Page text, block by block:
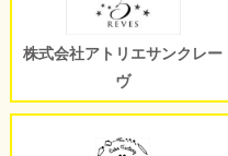
株式会社アトリエサンクレー
ヴ